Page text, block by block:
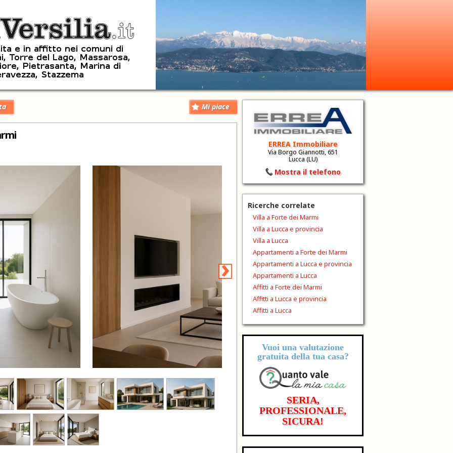
Mi piace
›
ERREA Immobiliare
Via Borgo Giannotti, 651
Lucca (LU)
Mostra il telefono
Ricerche correlate
Villa a Forte dei Marmi
Villa a Lucca e provincia
Villa a Lucca
Appartamenti a Forte dei Marmi
Appartamenti a Lucca e provincia
Appartamenti a Lucca
Affitti a Forte dei Marmi
Affitti a Lucca e provincia
Affitti a Lucca
Vuoi una valutazione
gratuita della tua casa?
SERIA,
PROFESSIONALE,
SICURA!